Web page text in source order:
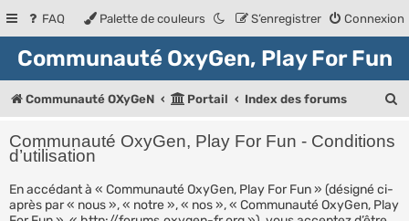
FAQ Connexion
S’enregistrer
Palette de couleurs
Communauté OxyGen, Play For Fun
Communauté OXyGeN Portail Index des forums
Communauté OxyGen, Play For Fun - Conditions
d’utilisation
En accédant à « Communauté OxyGen, Play For Fun » (désigné ci-
après par « nous », « notre », « nos », « Communauté OxyGen, Play